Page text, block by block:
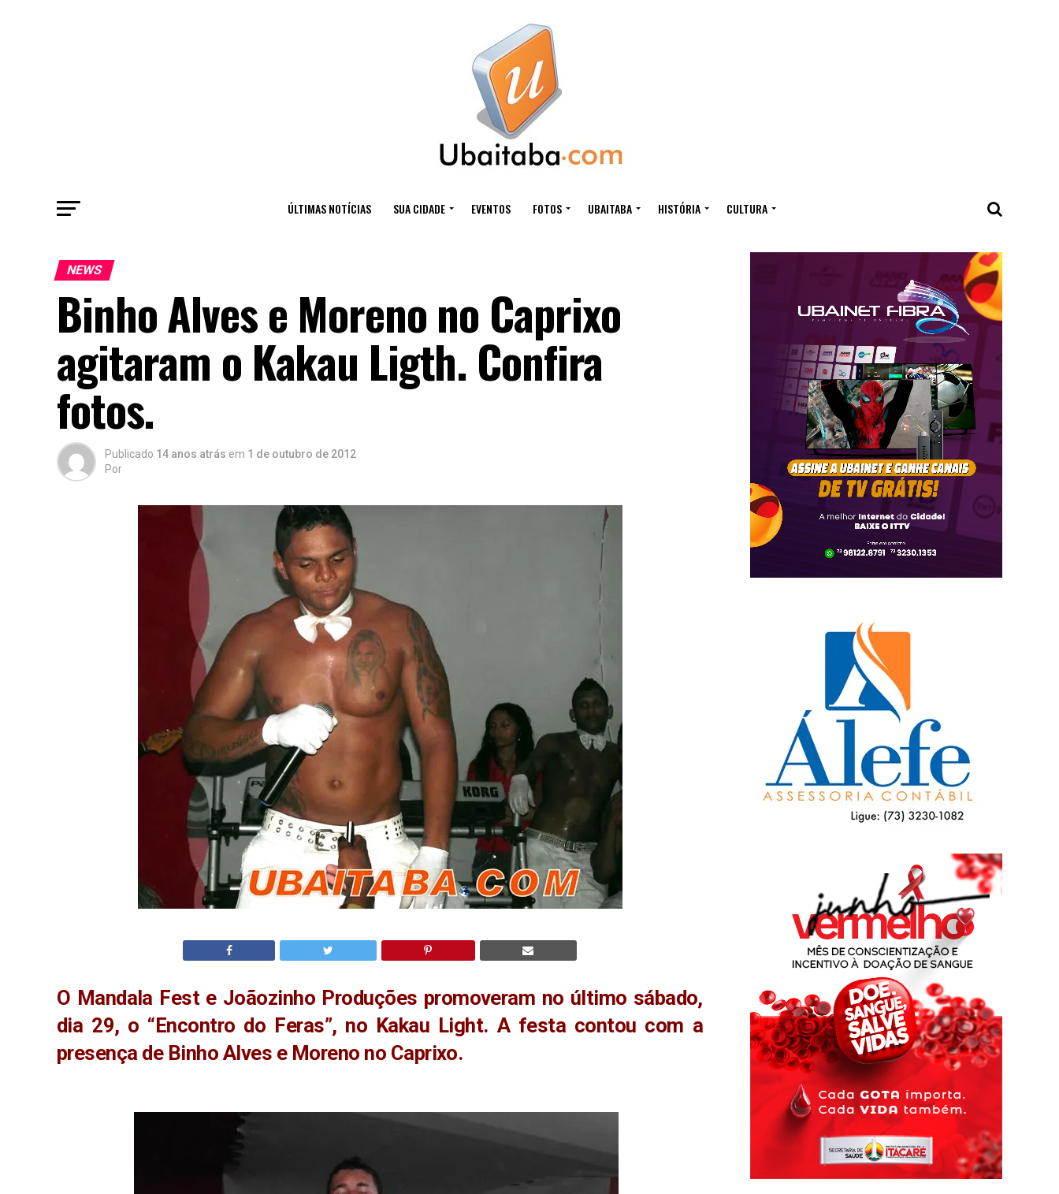
ÚLTIMAS NOTÍCIAS SUA CIDADE EVENTOS FOTOS UBAITABA HISTÓRIA CULTURA
NEWS
Binho Alves e Moreno no Caprixo
agitaram o Kakau Ligth. Confira
fotos.
Publicado 14 anos atrás em 1 de outubro de 2012
Por
O Mandala Fest e Joãozinho Produções promoveram no último sábado,
dia 29, o “Encontro do Feras”, no Kakau Light. A festa contou com a
presença de Binho Alves e Moreno no Caprixo.